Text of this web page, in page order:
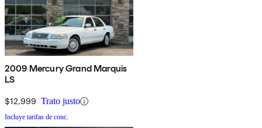
2009 Mercury Grand Marquis
LS
$12,999 Trato justo
Incluye tarifas de conc.